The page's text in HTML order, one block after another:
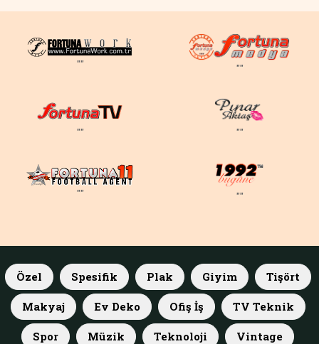
"" ""
"" ""
"" ""
Özel Spesifik Plak Giyim Tişört
Makyaj Ev Deko Ofiş İş TV Teknik
Spor Müzik Teknoloji Vintage